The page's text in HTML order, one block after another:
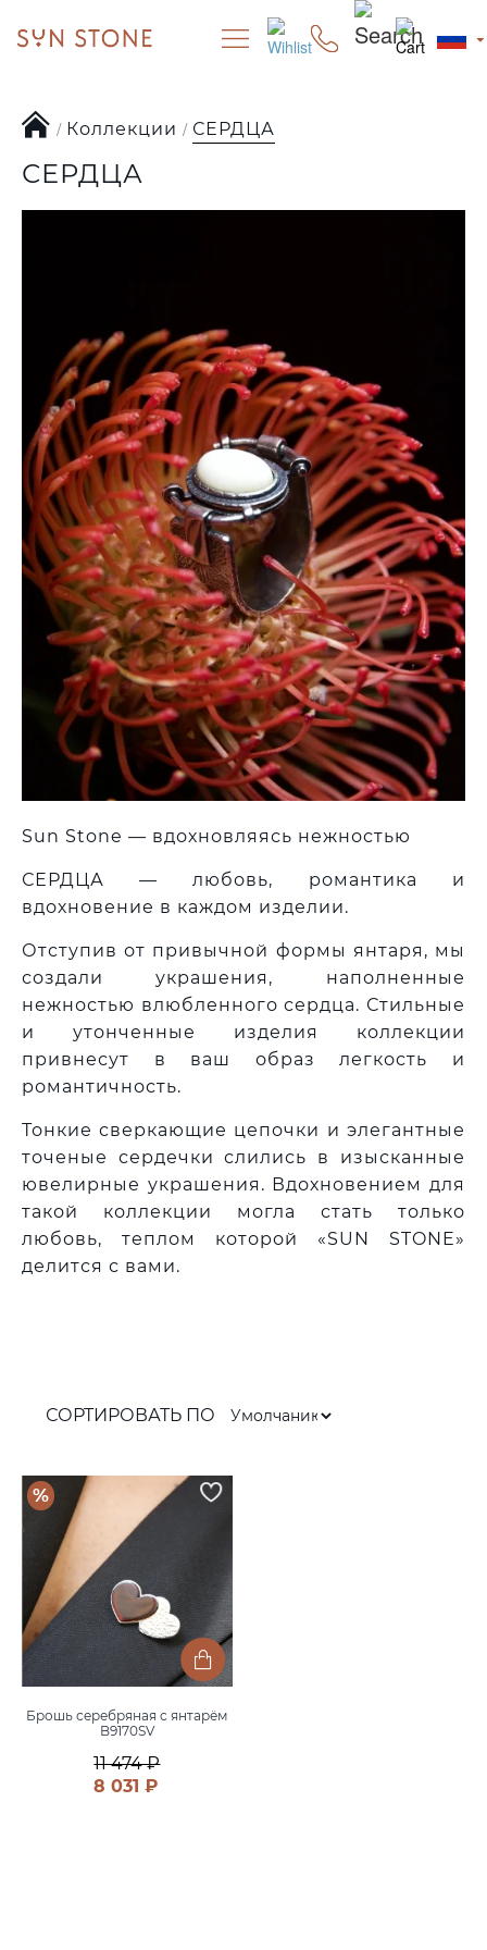
Коллекции СЕРДЦА
СЕРДЦА
Sun Stone — вдохновляясь нежностью
СЕРДЦА — любовь, романтика и
вдохновение в каждом изделии.
Отступив от привычной формы янтаря, мы
создали украшения, наполненные
нежностью влюбленного сердца. Стильные
и утонченные изделия коллекции
привнесут в ваш образ легкость и
романтичность.
Тонкие сверкающие цепочки и элегантные
точеные сердечки слились в изысканные
ювелирные украшения. Вдохновением для
такой коллекции могла стать только
любовь, теплом которой «SUN STONE»
делится с вами.
СОРТИРОВАТЬ ПО
%
Брошь серебряная с янтарём
B9170SV
8 031 ₽
11 474 ₽